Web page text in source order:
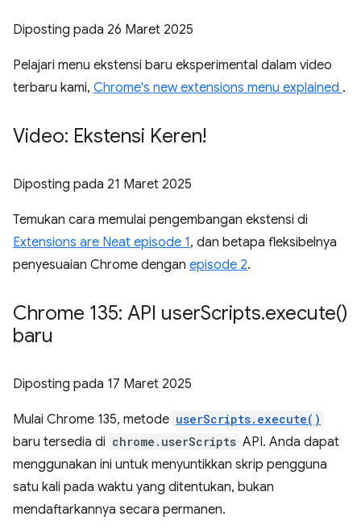
Diposting pada 26 Maret 2025
Pelajari menu ekstensi baru eksperimental dalam video
terbaru kami, Chrome's new extensions menu explained .
Video: Ekstensi Keren!
Diposting pada 21 Maret 2025
Temukan cara memulai pengembangan ekstensi di
Extensions are Neat episode 1, dan betapa fleksibelnya
penyesuaian Chrome dengan episode 2.
Chrome 135: API userScripts.execute()
baru
Diposting pada 17 Maret 2025
Mulai Chrome 135, metode userScripts.execute()
baru tersedia di chrome.userScripts API. Anda dapat
menggunakan ini untuk menyuntikkan skrip pengguna
satu kali pada waktu yang ditentukan, bukan
mendaftarkannya secara permanen.